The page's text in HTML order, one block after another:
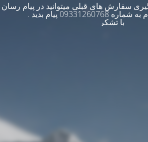
سفارش های قبلی میتوانید در پیام رسان
پیام بدید .
با تشکر